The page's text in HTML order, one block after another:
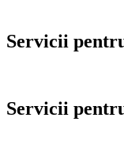
Servicii
Servicii